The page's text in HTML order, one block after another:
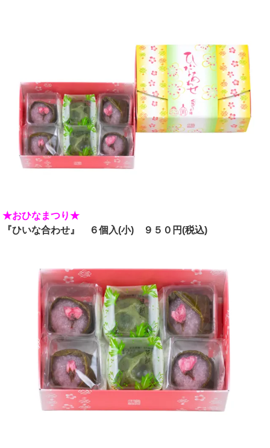
★おひなまつり★
『ひいな合わせ』 ６個入(小) ９５０ 円(税込)